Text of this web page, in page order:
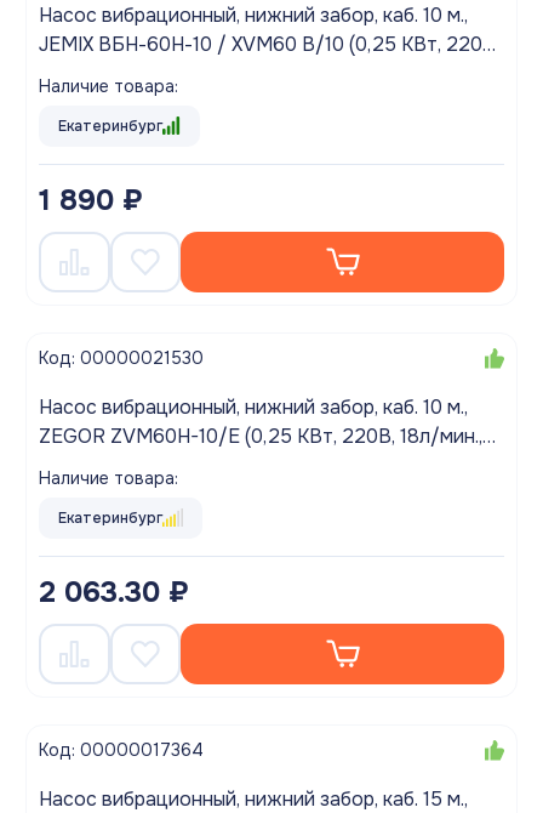
Насос вибрационный, нижний забор, каб. 10 м.,
JEMIX ВБН-60Н-10 / XVM60 В/10 (0,25 КВт, 220В,
20л/мин., 60м.)
Наличие товара:
Екатеринбург
1 890 ₽
Код: 00000021530
Насос вибрационный, нижний забор, каб. 10 м.,
ZEGOR ZVM60H-10/Е (0,25 КВт, 220В, 18л/мин.,
60м.)
Наличие товара:
Екатеринбург
2 063.30 ₽
Код: 00000017364
Насос вибрационный, нижний забор, каб. 15 м.,